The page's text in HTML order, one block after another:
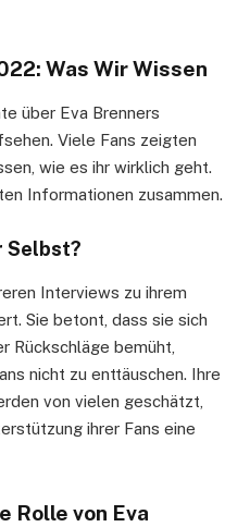
Was Wir Wissen
über Eva Brenners
Viele Fans zeigten
wie es ihr wirklich geht.
Informationen zusammen.
Selbst?
Interviews zu ihrem
Sie betont, dass sie sich
Rückschläge bemüht,
nicht zu enttäuschen. Ihre
von vielen geschätzt,
ihrer Fans eine
Rolle von Eva